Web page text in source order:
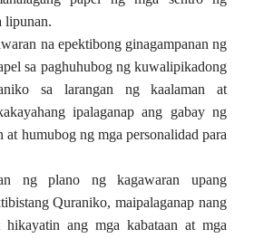
lipunan.
na epektibong ginagampanan ng
sa paghuhubog ng kuwalipikadong
sa larangan ng kaalaman at
ipalaganap ang gabay ng
at humubog ng mga personalidad para
ng plano ng kagawaran upang
Quraniko, maipalaganap nang
ang mga kabataan at mga